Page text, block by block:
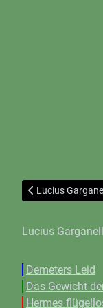
Vorheriger
Lucius
Lucius
Demeters Leid
Das Gewicht
Hermes